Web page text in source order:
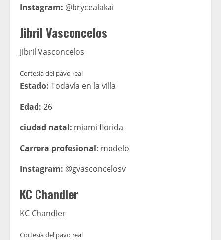
Instagram: @brycealakai
Jibril Vasconcelos
Jibril Vasconcelos
Cortesía del pavo real
Estado: Todavía en la villa
Edad: 26
ciudad natal: miami florida
Carrera profesional: modelo
Instagram: @gvasconcelosv
KC Chandler
KC Chandler
Cortesía del pavo real